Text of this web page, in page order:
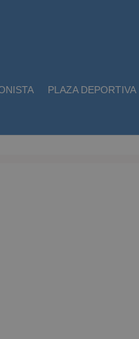
PLAZA DEPORTIVA